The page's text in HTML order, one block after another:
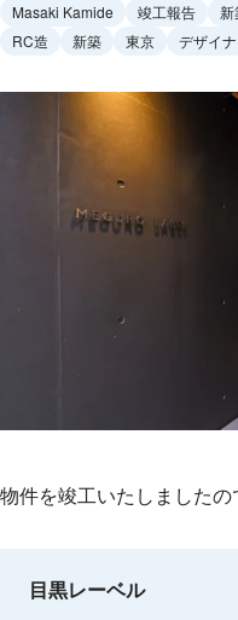
新築一棟企画事業
収益不動産開発事業
不動産再生事業
Seminar
Masaki Kamide 竣工報告 新
RC造
新築 東京 デザイ
物件を竣工いたしましたの
目黒レーベル